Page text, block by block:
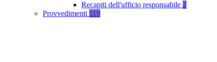
Recapiti dell'ufficio responsabile 2
Provvedimenti 119